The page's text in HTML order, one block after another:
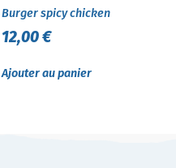
Burger spicy chicken
12,00€
Ajouter au panier